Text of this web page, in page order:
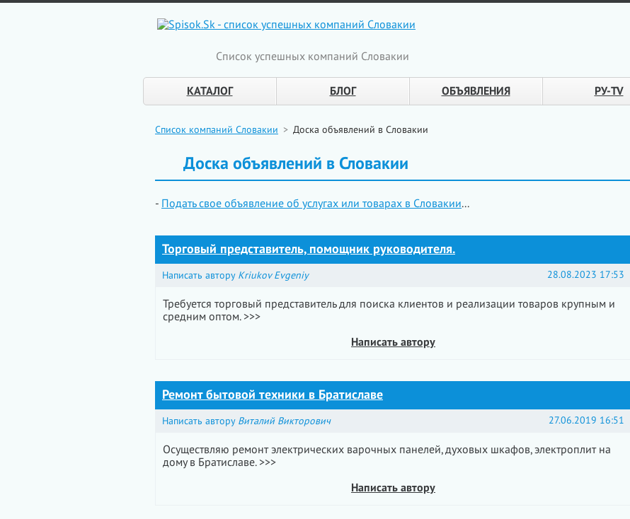
Cписок успешных компаний Словакии
КАТАЛОГ БЛОГ ОБЪЯВЛЕНИЯ РУ-TV
Список компаний Словакии > Доска объявлений в Словакии
Доска объявлений в Словакии
- Подать свое объявление об услугах или товарах в Словакии...
Торговый представитель, помощник руководителя.
Написать автору Kriukov Evgeniy 28.08.2023 17:53
Требуется торговый представитель для поиска клиентов и реализации товаров крупным и
средним оптом. >>>
Написать автору
Ремонт бытовой техники в Братиславе
Написать автору Виталий Викторович 27.06.2019 16:51
Осуществляю ремонт электрических варочных панелей, духовых шкафов, электроплит на
дому в Братиславе. >>>
Написать автору